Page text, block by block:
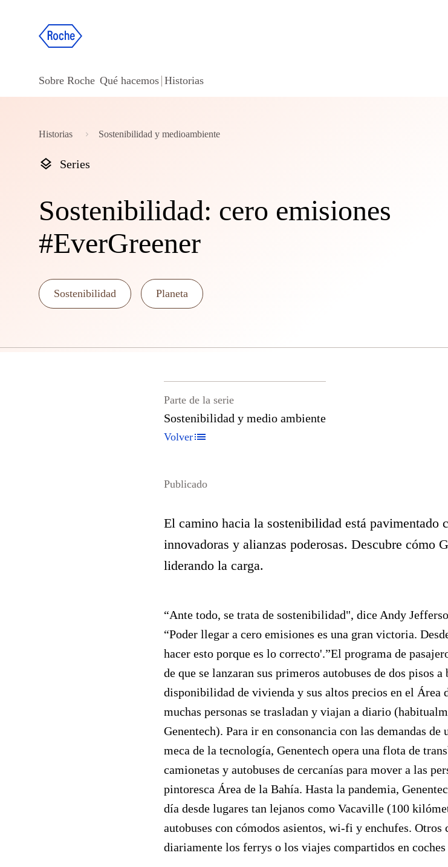
Sobre Roche Qué hacemos Historias
Historias Sostenibilidad y medioambiente
Series
Sostenibilidad: cero emisiones
#EverGreener
Sostenibilidad Planeta
Parte de la serie
Sostenibilidad y medio ambiente
Volver
Publicado
El camino hacia la sostenibilidad está pavimentado
innovadoras y alianzas poderosas. Descubre cómo
liderando la carga.
“Ante todo, se trata de sostenibilidad", dice Andy
“Poder llegar a cero emisiones es una gran victoria.
hacer esto porque es lo correcto'.”El programa de
de que se lanzaran sus primeros autobuses de dos pisos
disponibilidad de vivienda y sus altos precios en el Área
muchas personas se trasladan y viajan a diario
Genentech). Para ir en consonancia con las demandas
meca de la tecnología, Genentech opera una flota de
camionetas y autobuses de cercanías para mover a las
pintoresca Área de la Bahía. Hasta la pandemia,
día desde lugares tan lejanos como Vacaville (100
autobuses con cómodos asientos, wi-fi y enchufes.
diariamente los ferrys o los viajes compartidos en